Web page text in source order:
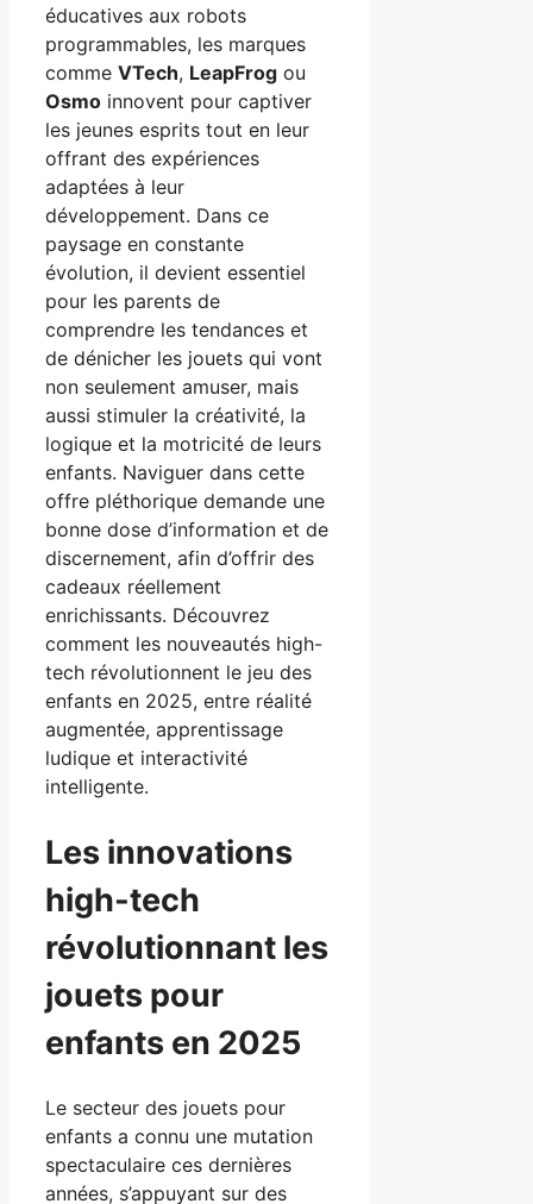
éducatives aux robots
programmables, les marques
comme VTech, LeapFrog ou
Osmo innovent pour captiver
les jeunes esprits tout en leur
offrant des expériences
adaptées à leur
développement. Dans ce
paysage en constante
évolution, il devient essentiel
pour les parents de
comprendre les tendances et
de dénicher les jouets qui vont
non seulement amuser, mais
aussi stimuler la créativité, la
logique et la motricité de leurs
enfants. Naviguer dans cette
offre pléthorique demande une
bonne dose d’information et de
discernement, afin d’offrir des
cadeaux réellement
enrichissants. Découvrez
comment les nouveautés high-
tech révolutionnent le jeu des
enfants en 2025, entre réalité
augmentée, apprentissage
ludique et interactivité
intelligente.
Les innovations
high-tech
révolutionnant les
jouets pour
enfants en 2025
Le secteur des jouets pour
enfants a connu une mutation
spectaculaire ces dernières
années, s’appuyant sur des